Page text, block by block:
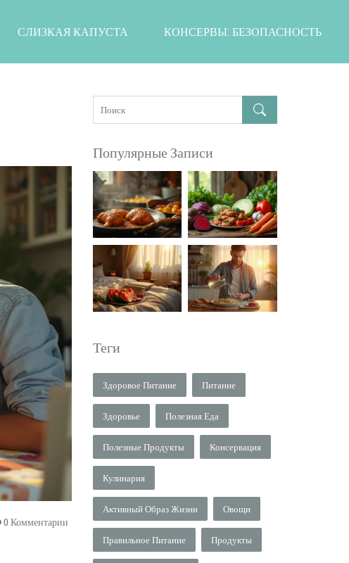
СЛИЗКАЯ КАПУСТА КОНСЕРВЫ: БЕЗОПАСНОСТЬ
0 Комментарии
Популярные Записи
Теги
Здоровое Питание Питание
Здоровье Полезная Еда
Полезные Продукты Консервация
Кулинария
Активный Образ Жизни Овощи
Правильное Питание Продукты